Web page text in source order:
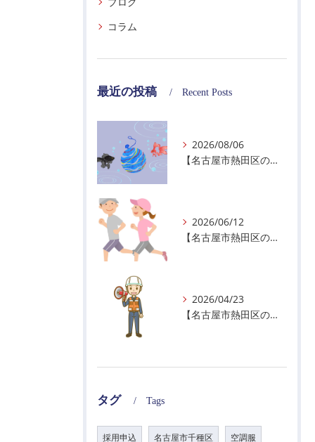
コラム
最近の投稿 Recent Posts
2026/08/06
【名古屋市熱田区の警備会社】夏季休業のお知らせ
2026/06/12
【名古屋市熱田区の警備会社】暑熱順化で熱中症対策を！
2026/04/23
【名古屋市熱田区の警備会社】GWの面接状況について！
タグ Tags
採用申込 名古屋市千種区 空調服